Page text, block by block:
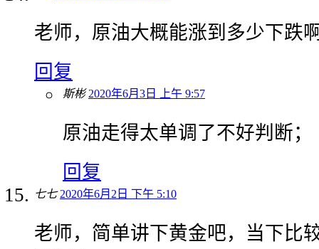
老师，原油大概能涨到多少下跌
回复
斯彬 2020年6月3日 上午 9:57
原油走得太单调了不好判断；
回复
七七 2020年6月2日 下午 5:10
老师，简单讲下黄金吧，当下比